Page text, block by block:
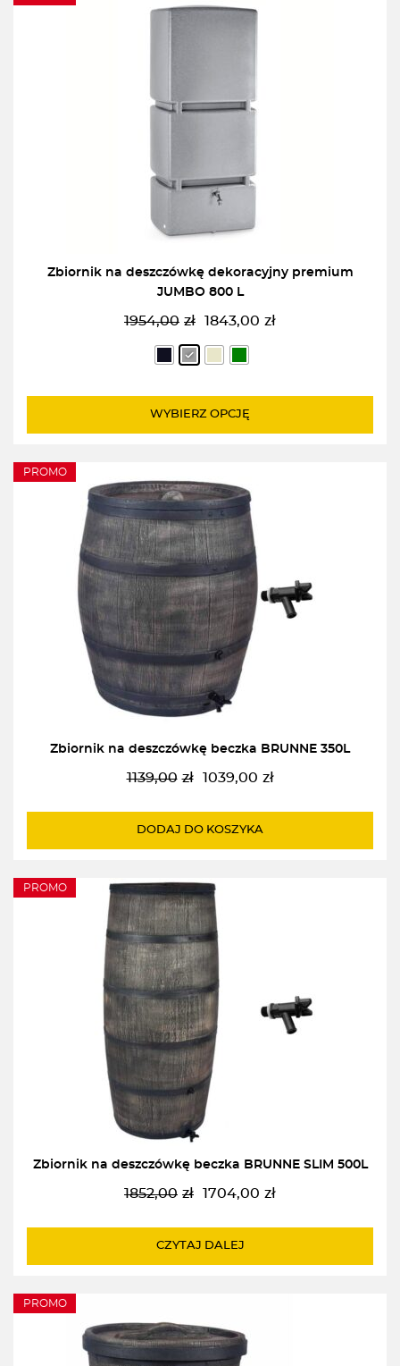
Zbiornik na deszczówkę dekoracyjny premium
JUMBO 800 L
1954,00 zł
Pierwotna
cena
wynosiła:
1843,00 zł
Aktualna
cena
wynosi:
WYBIERZ OPCJĘ
PROMO
Zbiornik na deszczówkę beczka BRUNNE 350L
1139,00 zł
Pierwotna
wynosiła:
1039,00 zł
Aktualna
wynosi:
DODAJ DO KOSZYKA
PROMO
Zbiornik na deszczówkę beczka BRUNNE SLIM 500L
1852,00 zł
Pierwotna
wynosiła:
1704,00 zł
Aktualna
wynosi:
CZYTAJ DALEJ
PROMO